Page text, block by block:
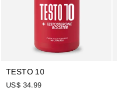
TESTO 10
US$ 34.99